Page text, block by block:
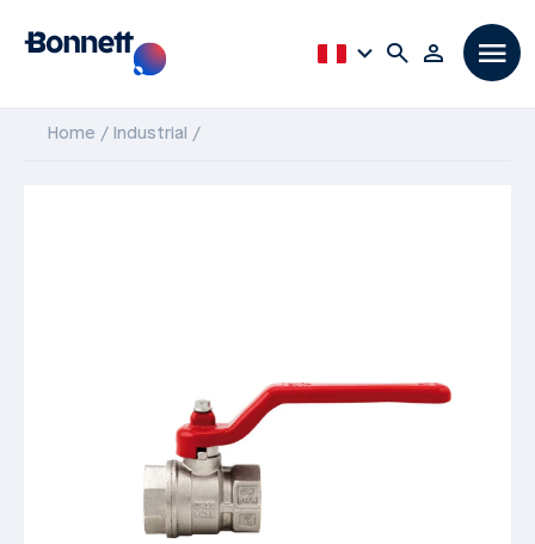
Home Industrial